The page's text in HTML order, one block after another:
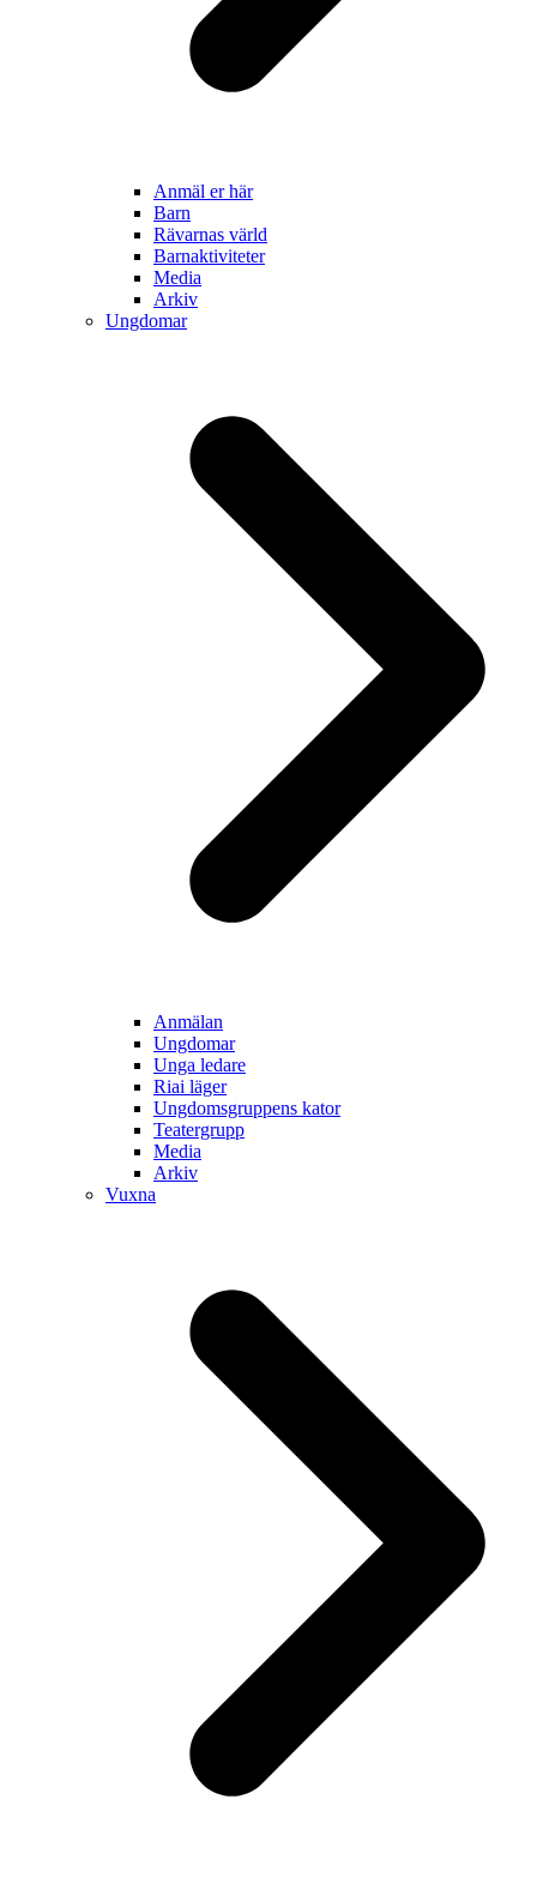
Anmäl er här
Barn
Rävarnas värld
Barnaktiviteter
Media
Arkiv
Ungdomar
Anmälan
Ungdomar
Unga ledare
Riai läger
Ungdomsgruppens kator
Teatergrupp
Media
Arkiv
Vuxna